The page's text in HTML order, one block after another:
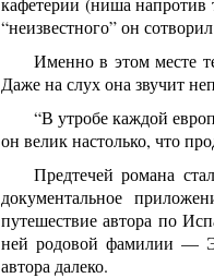
“неизвестного” он
Именно в этом месте
Даже на слух она звучит
“В утробе каждой
он велик настолько, что
Предтечей романа
документальное
путешествие автора по
ней родовой фамилии —
автора далеко.